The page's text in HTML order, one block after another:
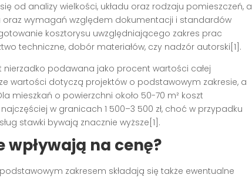
od analizy wielkości, układu oraz rodzaju pomieszczeń, a
wymagań względem dokumentacji i standardów
kosztorysu uwzględniającego zakres prac
techniczne, dobór materiałów, czy nadzór autorski[1].
podawana jako procent wartości całej
wartości dotyczą projektów o podstawowym zakresie, a
mieszkań o powierzchni około 50-70 m² koszt
w granicach 1 500–3 500 zł, choć w przypadku
stawki bywają znacznie wyższe[1].
na cenę?
zakresem składają się także ewentualne